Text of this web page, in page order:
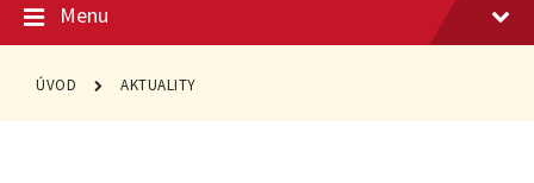
Menu
ÚVOD AKTUALITY